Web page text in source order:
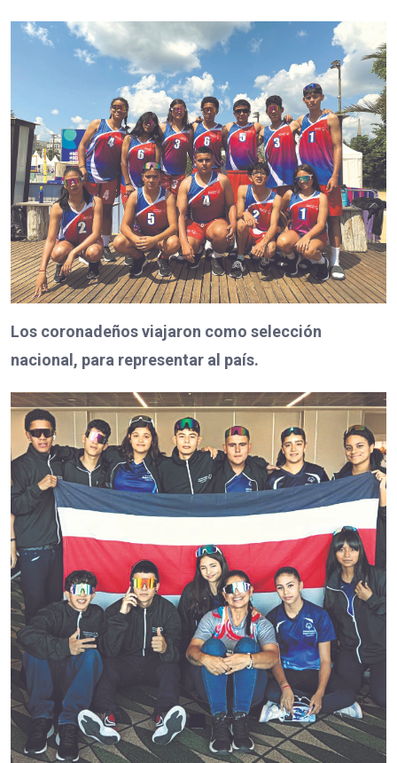
Los coronadeños viajaron como selección
nacional, para representar al país.